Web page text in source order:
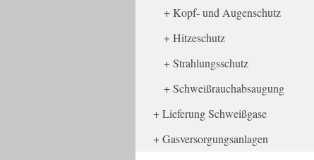
Kopf- und Augenschutz
Hitzeschutz
Strahlungsschutz
Schweißrauchabsaugung
Lieferung Schweißgase
Gasversorgungsanlagen